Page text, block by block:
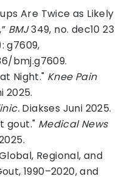
Are Twice as Likely
BMJ349, no. dec10 23
g7609,
bmj.g7609.
Night." Knee Pain
2025.
Diakses Juni 2025.
gout." Medical News
Regional, and
1990–2020, and